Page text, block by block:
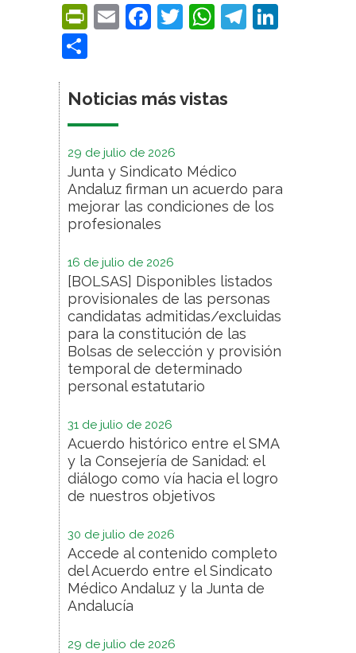
PrintFriendly
EmailFacebook
Twitter
WhatsApp
Noticias más vistas
29 de julio de 2026
Junta y Sindicato Médico
Andaluz firman un acuerdo para
mejorar las condiciones de los
profesionales
16 de julio de 2026
[BOLSAS] Disponibles listados
provisionales de las personas
candidatas admitidas/excluidas
para la constitución de las
Bolsas de selección y provisión
temporal de determinado
personal estatutario
31 de julio de 2026
Acuerdo histórico entre el SMA
y la Consejería de Sanidad: el
diálogo como vía hacia el logro
de nuestros objetivos
30 de julio de 2026
Accede al contenido completo
del Acuerdo entre el Sindicato
Médico Andaluz y la Junta de
Andalucía
29 de julio de 2026